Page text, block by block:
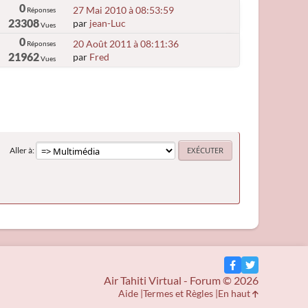
0 Réponses
23308Vues
27 Mai 2010 à 08:53:59
par jean-Luc
0 Réponses
21962Vues
20 Août 2011 à 08:11:36
par Fred
Aller à
Air Tahiti Virtual - Forum © 2026
Aide Termes et Règles En haut